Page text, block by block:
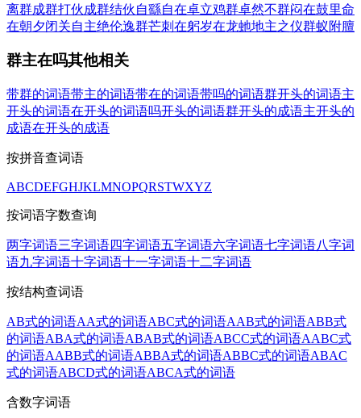
离群成群打伙成群结伙自繇自在卓立鸡群卓然不群闷在鼓里命
在朝夕闭关自主绝伦逸群芒刺在躬岁在龙虵地主之仪群蚁附膻
群主在吗其他相关
带群的词语带主的词语带在的词语带吗的词语群开头的词语主
开头的词语在开头的词语吗开头的词语群开头的成语主开头的
成语在开头的成语
按拼音查词语
ABCDEFGHJKLMNOPQRSTWXYZ
按词语字数查询
两字词语三字词语四字词语五字词语六字词语七字词语八字词
语九字词语十字词语十一字词语十二字词语
按结构查词语
AB式的词语AA式的词语ABC式的词语AAB式的词语ABB式
的词语ABA式的词语ABAB式的词语ABCC式的词语AABC式
的词语AABB式的词语ABBA式的词语ABBC式的词语ABAC
式的词语ABCD式的词语ABCA式的词语
含数字词语